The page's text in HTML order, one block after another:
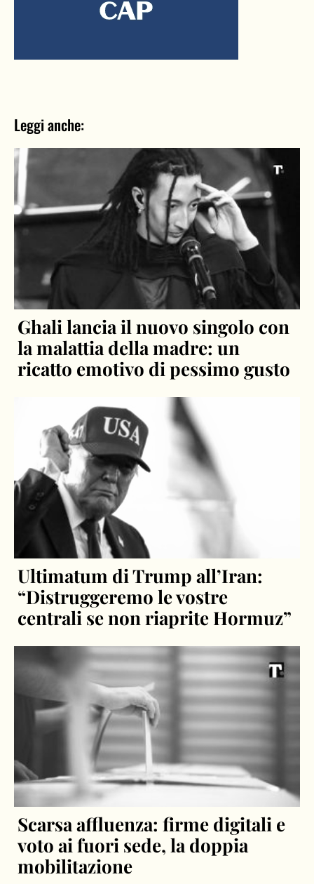
Leggi anche:
Ghali lancia il nuovo singolo con
la malattia della madre: un
ricatto emotivo di pessimo gusto
Ultimatum di Trump all’Iran:
“Distruggeremo le vostre
centrali se non riaprite Hormuz”
Scarsa affluenza: firme digitali e
voto ai fuori sede, la doppia
mobilitazione